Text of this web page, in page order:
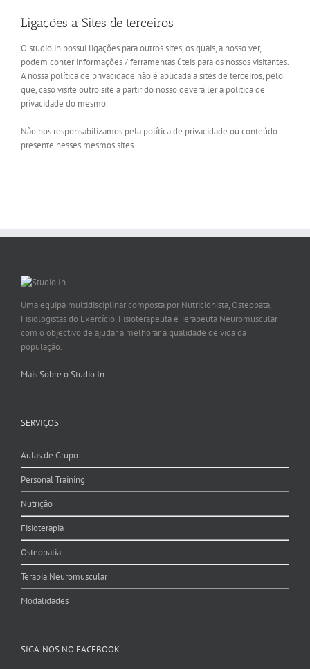
Ligações a Sites de terceiros
O studio in possui ligações para outros sites, os quais, a nosso ver,
podem conter informações / ferramentas úteis para os nossos visitantes.
A nossa política de privacidade não é aplicada a sites de terceiros, pelo
que, caso visite outro site a partir do nosso deverá ler a politica de
privacidade do mesmo.
Não nos responsabilizamos pela política de privacidade ou conteúdo
presente nesses mesmos sites.
Uma equipa multidisciplinar composta por Nutricionista, Osteopata,
Fisiologistas do Exercício, Fisioterapeuta e Terapeuta Neuromuscular
com o objectivo de ajudar a melhorar a qualidade de vida da
população.
Mais Sobre o Studio In
SERVIÇOS
Aulas de Grupo
Personal Training
Nutrição
Fisioterapia
Osteopatia
Terapia Neuromuscular
Modalidades
SIGA-NOS NO FACEBOOK